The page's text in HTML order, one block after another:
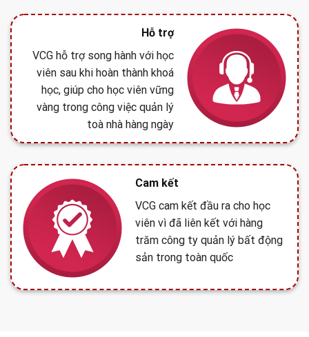
Hỗ trợ
VCG hỗ trợ song hành với học
viên sau khi hoàn thành khoá
học, giúp cho học viên vững
vàng trong công việc quản lý
toà nhà hàng ngày
Cam kết
VCG cam kết đầu ra cho học
viên vì đã liên kết với hàng
trăm công ty quản lý bất động
sản trong toàn quốc